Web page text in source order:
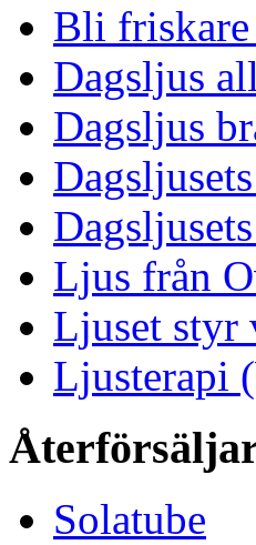
Bli
Dagsljus
Dagsljus
Ljus från
Ljuset styr
Ljusterapi
Solatube